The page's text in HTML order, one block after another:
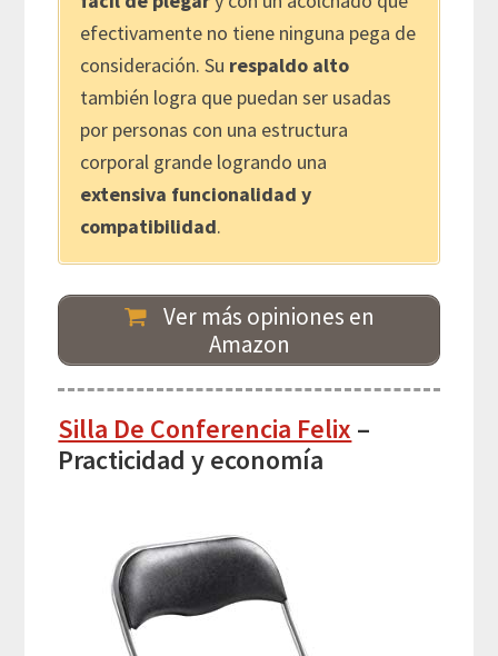
efectivamente no tiene ninguna pega de
consideración. Su respaldo alto
también logra que puedan ser usadas
por personas con una estructura
corporal grande logrando una
extensiva funcionalidad y
compatibilidad.
Ver más opiniones en
Amazon
Silla De Conferencia Felix –
Practicidad y economía